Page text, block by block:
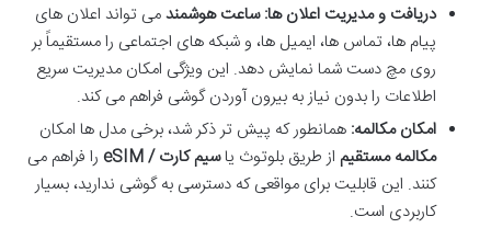
دریافت و مدیریت اعلان ها: ساعت هوشمندمی تواند اعلان های
پیام ها، تماس ها، ایمیل ها، و شبکه های اجتماعی را مستقیماً بر
روی مچ دست شما نمایش دهد. این ویژگی امکان مدیریت سریع
اطلاعات را بدون نیاز به بیرون آوردن گوشی فراهم می کند.
امکان مکالمه: همانطور که پیش تر ذکر شد، برخی مدل ها امکان
مکالمه مستقیم از طریق بلوتوث یاسیم کارت / eSIM
را فراهم می
کنند. این قابلیت برای مواقعی که دسترسی به گوشی ندارید، بسیار
کاربردی است.